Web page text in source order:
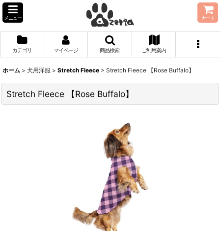
メニュー カート
カテゴリ マイページ 商品検索 ご利用案内
ホーム > 犬用洋服 > Stretch Fleece > Stretch Fleece 【Rose Buffalo】
Stretch Fleece 【Rose Buffalo】